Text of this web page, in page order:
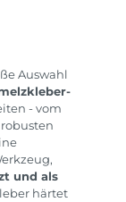
Auswahl
- vom
und als
härtet